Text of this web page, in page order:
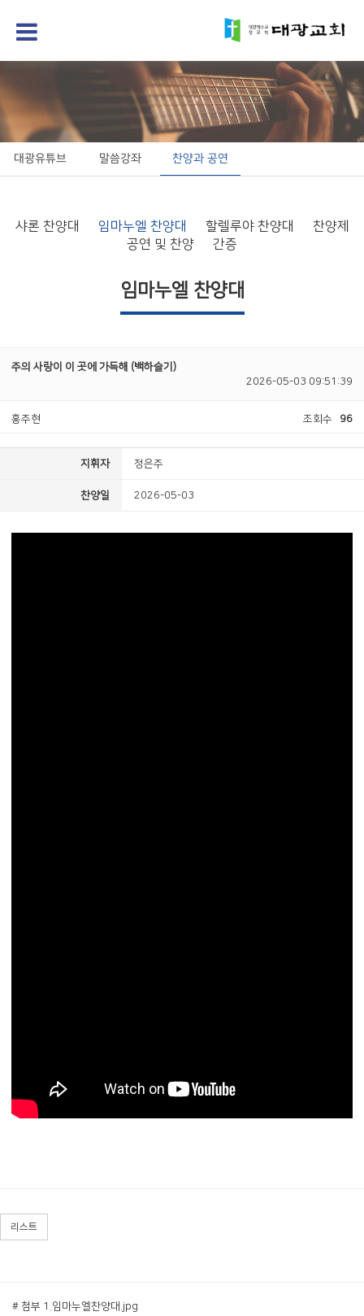
대광유튜브 말씀강좌 찬양과 공연
샤론 찬양대 임마누엘 찬양대 할렐루야 찬양대
찬양제
공연 및 찬양
간증
임마누엘 찬양대
주의 사랑이 이 곳에 가득해 (백하슬기)
2026-05-03 09:51:39
홍주현 조회수 96
지휘자 정은주
찬양일 2026-05-03
리스트
# 첨부 1.임마누엘찬양대.jpg